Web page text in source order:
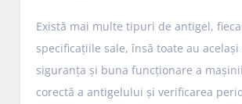
Există mai multe tipuri de antigel,
specificațiile sale, însă toate au același
siguranța și buna funcționare a
corectă a antigelului și verificarea